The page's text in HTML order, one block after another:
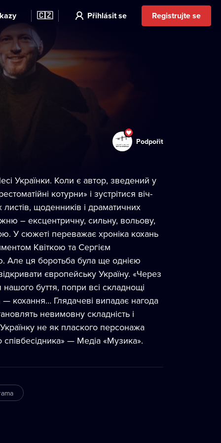
🇨🇿 Přihlásit se Registrujte se
Podpořit
Українки. Коли є автор, зведений у
котурни» і зустрітися віч-
листів, щоденників і драматичних
– ексцентричну, сильну, вольову,
У сюжеті переважає хроніка кохань
Квіткою та Сергієм
Але ця боротьба була ще однією
європейську Україну. «Через
буття, попри всі складнощі
кохання… Глядачеві випадає нагода
невимовну складність і
не як плаского персонажа
співбесідника» — Медіа «Музика».